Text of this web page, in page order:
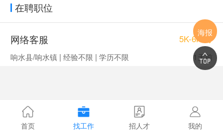
在聘职位
网络客服 5K-6K/月
响水县/响水镇 | 经验不限 | 学历不限 1天前
海报
首页 找工作 招人才 我的